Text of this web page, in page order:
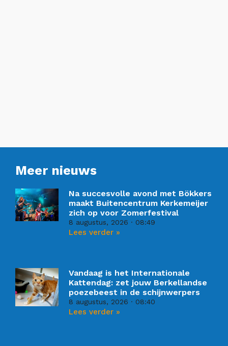
Meer nieuws
Na succesvolle avond met Bökkers
maakt Buitencentrum Kerkemeijer
zich op voor Zomerfestival
8 augustus, 2026 08:49
Lees verder »
Vandaag is het Internationale
Kattendag: zet jouw Berkellandse
poezebeest in de schijnwerpers
8 augustus, 2026 08:40
Lees verder »